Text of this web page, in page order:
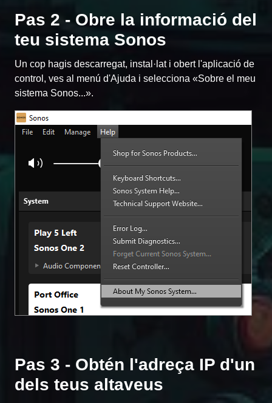
Pas 2 - Obre la informació del
teu sistema Sonos
Un cop hagis descarregat, instal·lat i obert l'aplicació de
control, ves al menú d'Ajuda i selecciona «Sobre el meu
sistema Sonos...».
Pas 3 - Obtén l'adreça IP d'un
dels teus altaveus